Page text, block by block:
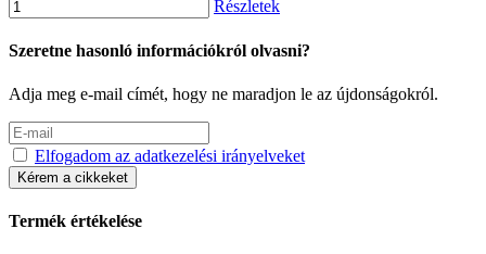
Részletek
Szeretne hasonló információkról olvasni?
Adja meg e-mail címét, hogy ne maradjon le az újdonságokról.
Elfogadom az adatkezelési irányelveket
Kérem a cikkeket
Termék értékelése